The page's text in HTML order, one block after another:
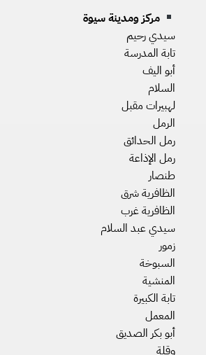
مركز ومدينة سيوة
سيدي رحيم
تابة المدرسة
أبو اليف
السلام
لهبيرات مقبل
الرمل
رمل الحدائق
رمل الإذاعة
طنصار
الظافرية شرق
الظافرية غرب
سيدي عبد السلام
زمور
السبوخة
المنشية
تابة الكبيرة
المعمل
أبو بكر الصديق
وقلة